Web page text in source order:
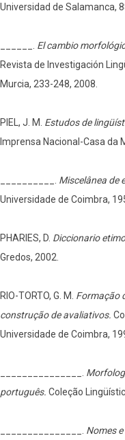
Universidad de Salamanca,
El cambio
Revista de Investigación
Murcia, 233-248, 2008.
PIEL, J. M. Estudos de
Imprensa Nacional-Casa da
Miscelânea de
Universidade de Coimbra,
PHARIES, D. Diccionario
Gredos, 2002.
RIO-TORTO, G. M. Formação
construção de avaliativos.
Universidade de Coimbra,
português. Coleção
Nomes